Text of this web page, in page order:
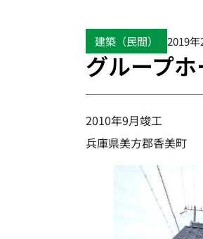
建築（民間） 2019年
グループ
2010年9月竣工
兵庫県美方郡香美町